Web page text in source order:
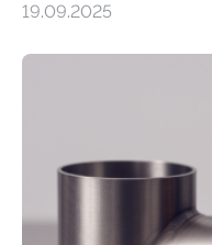
Automobil,
Teile als eine Einheit
der Benutzer
über die
besser in spezifische
einzubinden. Sankt
vom 23. bis 25.
19.09.2025